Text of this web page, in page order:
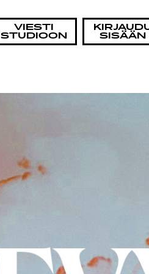
VIESTI
STUDIOON
SISÄÄN